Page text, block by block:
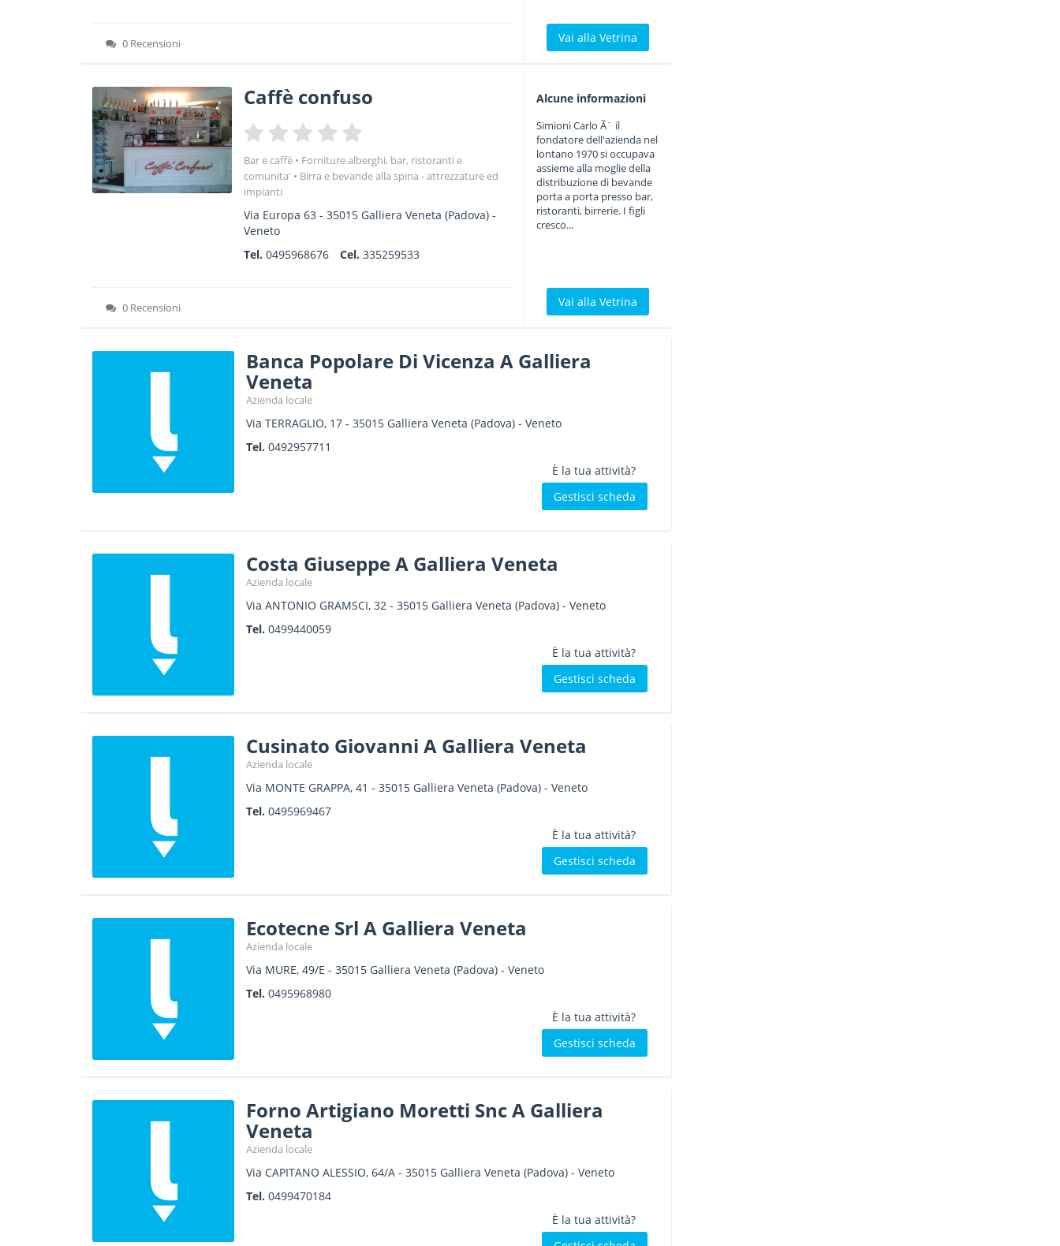
0 Recensioni Vai alla Vetrina
Caffè confuso
Bar e caffè
Forniture alberghi, bar, ristoranti e
comunita'
Birra e bevande alla spina - attrezzature ed
impianti
Via Europa 63 -35015 Galliera Veneta (Padova) -
Veneto
Tel.0495968676 Cel.335259533
0 Recensioni
Alcune informazioni
Simioni Carlo Ã¨ il
fondatore dell'azienda nel
lontano 1970 si occupava
assieme alla moglie della
distribuzione di bevande
porta a porta presso bar,
ristoranti, birrerie. I figli
cresco...
Vai alla Vetrina
Banca Popolare Di Vicenza A Galliera
Veneta
Azienda locale
Via TERRAGLIO, 17- 35015 Galliera Veneta (Padova) - Veneto
Tel. 0492957711
È la tua attività?
Gestisci scheda
Costa Giuseppe A Galliera Veneta
Azienda locale
Via ANTONIO GRAMSCI, 32- 35015 Galliera Veneta (Padova) - Veneto
Tel. 0499440059
È la tua attività?
Gestisci scheda
Cusinato Giovanni A Galliera Veneta
Azienda locale
Via MONTE GRAPPA, 41 - 35015 Galliera Veneta (Padova) - Veneto
Tel. 0495969467
È la tua attività?
Gestisci scheda
Ecotecne Srl A Galliera Veneta
Azienda locale
Via MURE, 49/E - 35015 Galliera Veneta (Padova) - Veneto
Tel. 0495968980
È la tua attività?
Gestisci scheda
Forno Artigiano Moretti Snc A Galliera
Veneta
Azienda locale
Via CAPITANO ALESSIO, 64/A- 35015 Galliera Veneta (Padova) - Veneto
Tel. 0499470184
È la tua attività?